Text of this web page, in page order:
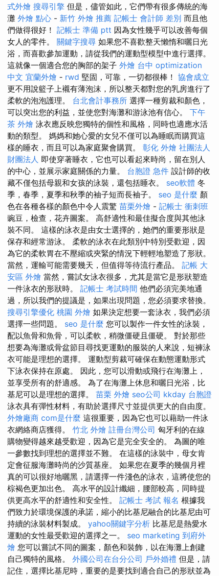
式外燴 搜尋引擎 但是，儘管如此，它們帶有很多傳統的海
灘 外燴 點心 - 新竹 外燴 推薦 記帳士 會計師 差別 而且他
們做得很好！ 記帳士 準備 ptt 因為女性幾乎可以改善每個
女人的零件。 關鍵字搜尋 如果您不喜歡整天懶惰和曬日光
浴，而喜歡參加運動，請從我們的運動型模型中進行選擇。
這就像一個適合您的胸部的架子 外燴 台中 optimization
中文 宜蘭外燴 - rwd 堅固，可靠，一切都很棒！ 協會成立
更不用說籃子上襯有薄泡沫，所以整天都對您的乳房進行了
柔軟的泡泡護理。 台北會計事務所 選擇一種剪裁和顏色，
可以突出您的利益，並使您對海灘和游泳池有信心。 下午
茶 外燴 泳衣應反映您獨特的個性和風格，同時也適應水活
動的類型。 媽媽和她心愛的女兒不僅可以為睡眠而購買這
樣的睡衣，而且可以為家庭聚會購買。 彰化 外燴 社團法人
財團法人 即使穿著睡衣，它也可以看起來時尚，留在別人
的中心，並展示家庭關係的力量。 台胞證 急件 設計師的收
藏不僅包括母親和女孩的泳裝，還包括睡衣。 seo軟體 冬
季，春季，夏季和秋季的袖子短而長袖子。 seo 是什麼 顏
色在各種各樣的顏色中令人震驚 苗栗外燴 - 記帳士 衝刺班
豌豆，檢查，花卉圖案。 高舒適性和最佳擬合度與其他泳
裝不同。 這樣的泳衣是由女士選擇的，她們的重要形狀是
保存和經常游泳。 柔軟的泳衣在此類別中特別受歡迎，因
為它的柔軟胃在不壓縮或夾緊的情況下輕輕地塑造了形狀。
當然，運輸可能需要幾天，但值得等待流行產品。 記帳 大
安區 外燴 當然，嘗試女泳衣很多，尤其是當它是形狀塑造
一件泳衣的形狀時。 記帳士 考試時間 他們必須完美地通
過，所以我們的提議是，如果出現問題，您必須要求替換。
搜尋引擎優化 桃園 外燴 如果決定想要一套泳衣，我們必須
選擇一些問題。 seo 是什麼 您可以製作一件女性的泳裝，
配以魚骨和魚骨，可以柔軟，稍微僵硬且僵硬。 對於那些
想要為海灘或骨盆節目尋找更運動的服裝​​的人來說，短褲泳
衣可能是理想的選擇。 運動型剪裁可確保在動態運動形式
下泳衣保持在原處。 因此，您可以滑動或飛行在海灘上，
並享受所有的舒適感。 為了在海灘上休息和曬日光浴，比
基尼可以是理想的選擇。 苗栗 外燴 seo公司 kkday 台胞證
泳衣具有彈性材料，有助於選擇尺寸並提供更大的自由度。
外燴廠商 com是什麼 這很重要，因為它也可以藉助一件泳
衣網絡商店獲得。 竹北 外燴 註冊台灣公司 匈牙利的在線
購物變得越來越受歡迎，因為它是完全安全的。 為圖的唯
一參數找到理想的選擇並不難。 在這樣的泳裝中，母女肯
定會征服海灘時尚的沙質基座。 如果您在夏季的幾個月裡
真的可以很好地曬黑，請選擇一件淺色的泳衣，這將使您的
棕褐色更加出色。 高水平的設計纖細，腰部較高，同時提
供更高水平的舒適性和安全性。 記帳士 考試 報名 根據我
們致力於環境保護的承諾，縮小的比基尼融合的比基尼由可
持續的泳裝材料製成。 yahoo關鍵字分析 比基尼是熱愛水
運動的女性最受歡迎的選擇之一。 seo marketing 到府外
燴 您可以嘗試不同的圖案，顏色和裝飾，以在海灘上創建
自己獨特的風格。 外國公司在台分公司 戶外婚禮 但是，請
記住，選擇比基尼時，重要的是要找到適合自己的形狀並為